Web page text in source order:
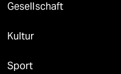
Gesellschaft
Kultur
Sport